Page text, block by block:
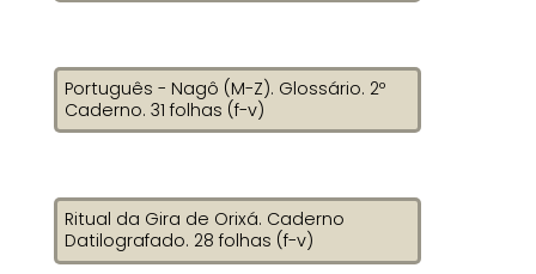
Português - Nagô (M-Z). Glossário. 2º
Caderno. 31 folhas (f-v)
Ritual da Gira de Orixá. Caderno
Datilografado. 28 folhas (f-v)